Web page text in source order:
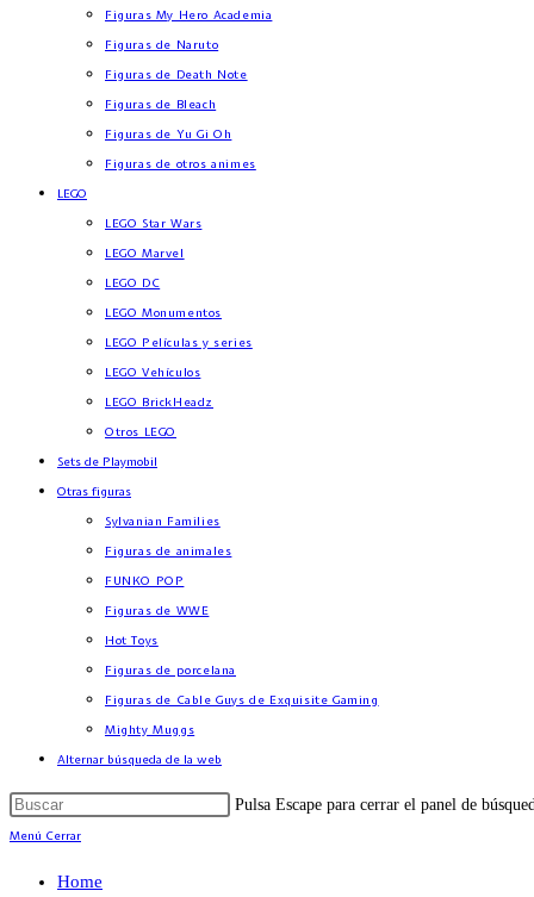
Figuras My Hero Academia
Figuras de Naruto
Figuras de Death Note
Figuras de Bleach
Figuras de Yu Gi Oh
Figuras de otros animes
LEGO
LEGO Star Wars
LEGO Marvel
LEGO DC
LEGO Monumentos
LEGO Películas y series
LEGO Vehículos
LEGO BrickHeadz
Otros LEGO
Sets de Playmobil
Otras figuras
Sylvanian Families
Figuras de animales
FUNKO POP
Figuras de WWE
Hot Toys
Figuras de porcelana
Figuras de Cable Guys de Exquisite Gaming
Mighty Muggs
Alternar búsqueda de la web
Pulsa Escape para cerrar el panel de
Menú Cerrar
Home